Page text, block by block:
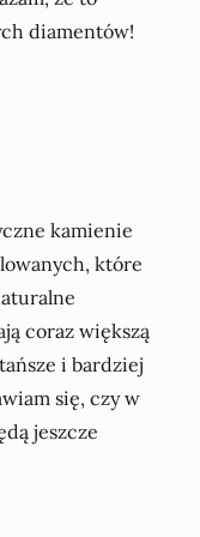
diamentów!
kamienie
które
coraz większą
i bardziej
się, czy w
jeszcze